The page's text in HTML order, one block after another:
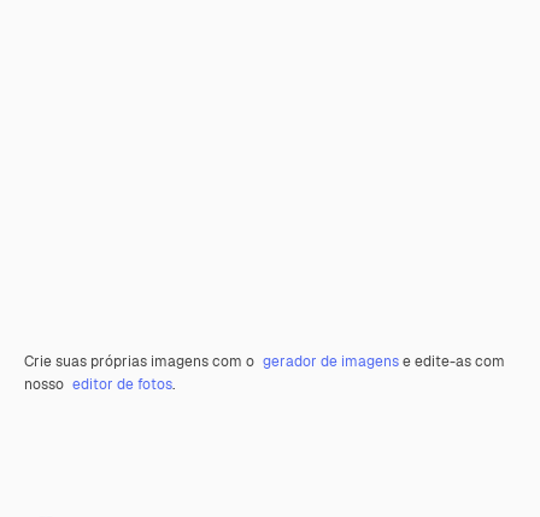
Crie suas próprias imagens com o gerador de imagense edite-as com
nosso editor de fotos.